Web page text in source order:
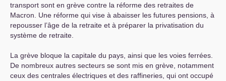
transport sont en grève contre la réforme des retraites de
Macron. Une réforme qui vise à abaisser les futures pensions, à
repousser l’âge de la retraite et à préparer la privatisation du
système de retraite.
La grève bloque la capitale du pays, ainsi que les voies ferrées.
De nombreux autres secteurs se sont mis en grève, notamment
ceux des centrales électriques et des raffineries, qui ont occupé